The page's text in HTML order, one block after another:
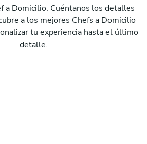
a Domicilio. Cuéntanos los detalles
a los mejores Chefs a Domicilio
tu experiencia hasta el último
detalle.